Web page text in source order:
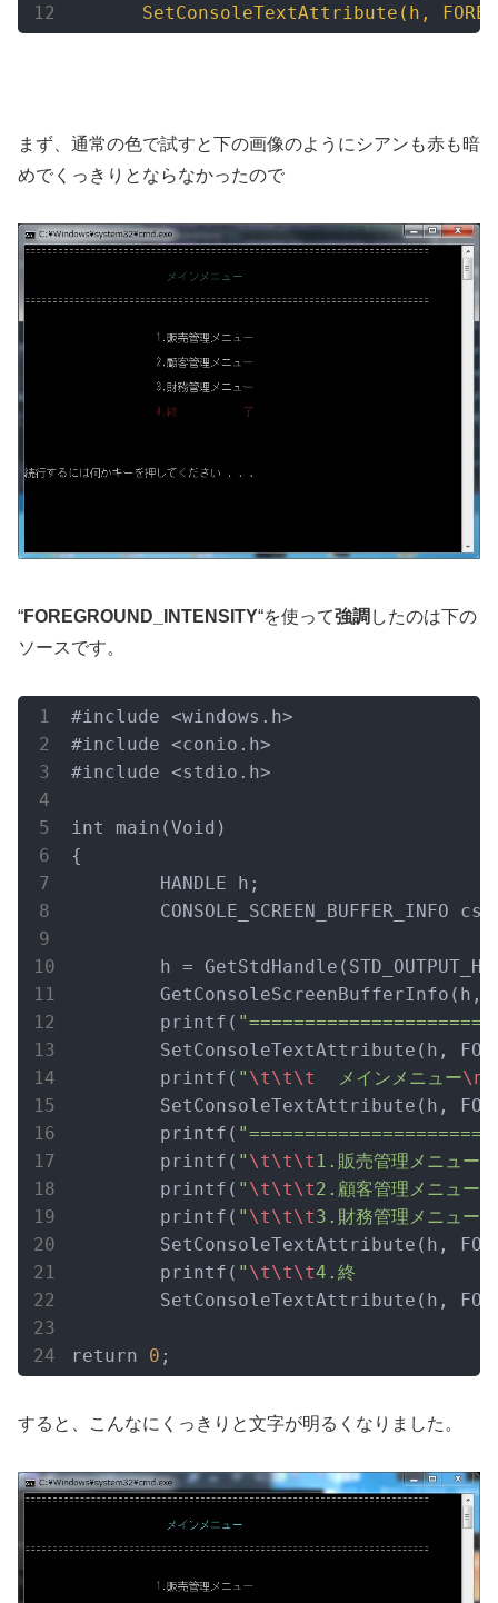
SetConsoleTextAttribute( h ,
まず、通常の色で試すと下の画像のようにシアンも赤も暗
めでくっきりとならなかったので
“FOREGROUND_INTENSITY“を使って強調 したのは下の
ソースです。
#include <windows.h>
#include <conio.h>
#include <stdio.h>
int main(Void)
{
h =
	printf(
SetConsoleTextAttribute(h,
	printf(
" \t\t\t
  メインメニュー
\n
SetConsoleTextAttribute(h,
	printf(
	printf(
" \t\t\t 1.販売管理メニュー
	printf(
" \t\t\t2.顧客管理メニュー
	printf(
" \t\t\t3.財務管理メニュー
SetConsoleTextAttribute(h,
	printf(
" \t\t\t4.終
SetConsoleTextAttribute(h,
return 0 ;
すると、こんなにくっきりと文字が明るくなりました。